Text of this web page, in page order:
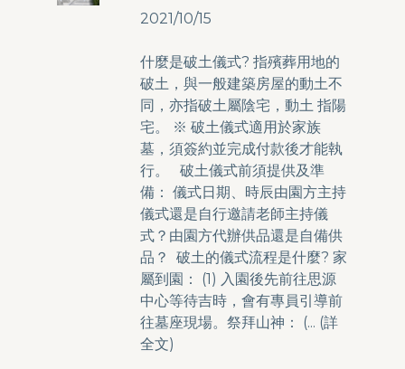
2021/10/15
什麼是破土儀式? 指殯葬用地的
破土，與一般建築房屋的動土不
同，亦指破土屬陰宅，動土 指陽
宅。 ※ 破土儀式適用於家族
墓，須簽約並完成付款後才能執
行。 破土儀式前須提供及準
備： 儀式日期、時辰由園方主持
儀式還是自行邀請老師主持儀
式？由園方代辦供品還是自備供
品？ 破土的儀式流程是什麼? 家
屬到園： (1) 入園後先前往思源
中心等待吉時，會有專員引導前
往墓座現場。祭拜山神： (... (詳
全文)